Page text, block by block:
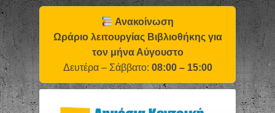
Ανακοίνωση
Ωράριο λειτουργίας Βιβλιοθήκης για
τον μήνα Αύγουστο
Δευτέρα – Σάββατο: 08:00 – 15:00